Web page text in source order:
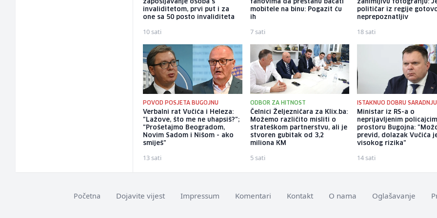
zapošljavanje osoba s
invaliditetom, prvi put i za
one sa 50 posto invaliditeta
10 sati
fanovima da prestanu bacati
mobitele na binu: Pogazit ću
ih
7 sati
zanimljivu fotografiju:
političar iz regije
neprepoznatljiv
18 sati
POVOD POSJETA BUGOJNU
Verbalni rat Vučića i Heleza:
"Lažove, što me ne uhapsiš?";
"Prošetajmo Beogradom,
Novim Sadom i Nišom - ako
smiješ"
13 sati
ODBOR ZA HITNOST
Čelnici Željezničara za Klix.ba:
Možemo različito misliti o
strateškom partnerstvu, ali je
stvoren gubitak od 3,2
miliona KM
5 sati
ISTAKNUO DOBRU SARADNJU
Ministar iz RS-a o
neprijavljenim
prostoru Bugojna:
previd, dolazak Vučića
visokog rizika"
14 sati
Početna Dojavite vijest Impressum Komentari Kontakt O nama Oglašavanje